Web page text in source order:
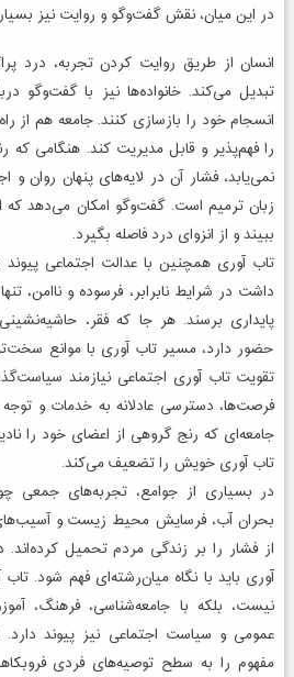
در این میان، نقش گفت‌وگو و روایت نیز
انسان از طریق روایت کردن تجربه، درد
تبدیل می‌کند. خانواده‌ها نیز با گفت‌وگو
انسجام خود را بازسازی کنند. جامعه هم از
را فهم‌پذیر و قابل مدیریت کند. هنگامی که
نمی‌یابد، فشار آن در لایه‌های پنهان روان و
زبان ترمیم است. گفت‌وگو امکان می‌دهد که
ببیند و از انزوای درد فاصله بگیرد.
تاب آوری همچنین با عدالت اجتماعی پیوند
داشت در شرایط نابرابر، فرسوده و ناامن،
پایداری برسند. هر جا که فقر،
حضور دارد، مسیر تاب آوری با موانع
تقویت تاب آوری اجتماعی نیازمند
فرصت‌ها، دسترسی عادلانه به خدمات و
جامعه‌ای که رنج گروهی از اعضای خود را
تاب آوری خویش را تضعیف می‌کند.
در بسیاری از جوامع، تجربه‌های جمعی
بحران آب، فرسایش محیط زیست و آسیب‌های
از فشار را بر زندگی مردم تحمیل
آوری باید با نگاه میان‌رشته‌ای فهم شود.
نیست، بلکه با جامعه‌شناسی، فرهنگ،
عمومی و سیاست اجتماعی نیز پیوند
مفهوم را به سطح توصیه‌های فردی